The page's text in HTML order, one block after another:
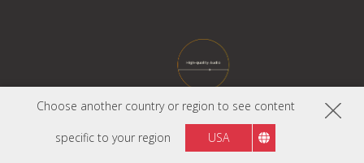
Choose another country or region to see content
specific to your region USA